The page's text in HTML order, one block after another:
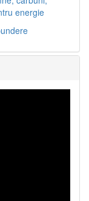
energie